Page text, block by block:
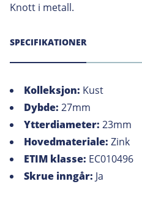
Knott i metall.
SPECIFIKATIONER
Kolleksjon: Kust
Dybde: 27mm
Ytterdiameter: 23mm
Hovedmateriale: Zink
ETIM klasse: EC010496
Skrue inngår: Ja